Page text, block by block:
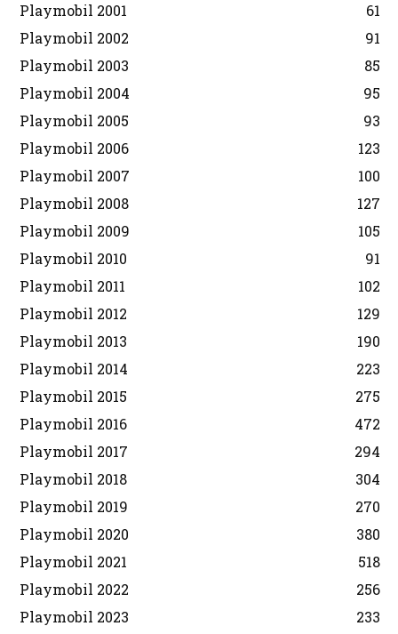
Playmobil 2001
61
Playmobil 2002
91
Playmobil 2003
85
Playmobil 2004
95
Playmobil 2005
93
Playmobil 2006
123
Playmobil 2007
100
Playmobil 2008
127
Playmobil 2009
105
Playmobil 2010
91
Playmobil 2011
102
Playmobil 2012
129
Playmobil 2013
190
Playmobil 2014
223
Playmobil 2015
275
Playmobil 2016
472
Playmobil 2017
294
Playmobil 2018
304
Playmobil 2019
270
Playmobil 2020
380
Playmobil 2021
518
Playmobil 2022
256
Playmobil 2023
233